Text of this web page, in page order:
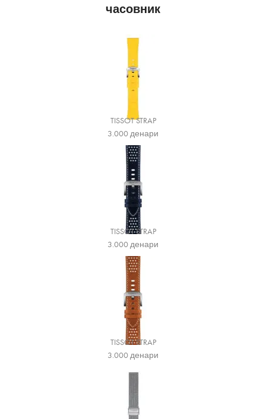
часовник
TISSOT STRAP
3.000денари
TISSOT STRAP
3.000денари
TISSOT STRAP
3.000денари